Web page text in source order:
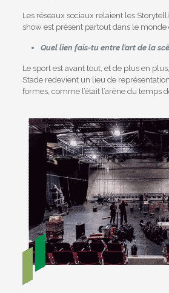
Les réseaux sociaux relaient les
show est présent partout dans le monde
Quel lien fais-tu entre l’art de la
Le sport est avant tout, et de plus en
Stade redevient un lieu de
formes, comme l’était l’arène du temps